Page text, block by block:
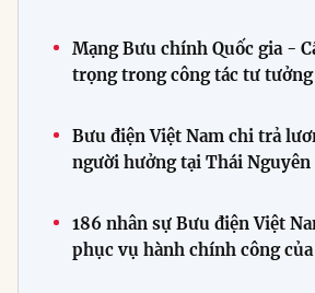
Mạng Bưu chính Quốc gia -
trọng trong công tác tư tưởng
Bưu điện Việt Nam chi trả
người hưởng tại Thái Nguyên
186 nhân sự Bưu điện Việt
phục vụ hành chính công